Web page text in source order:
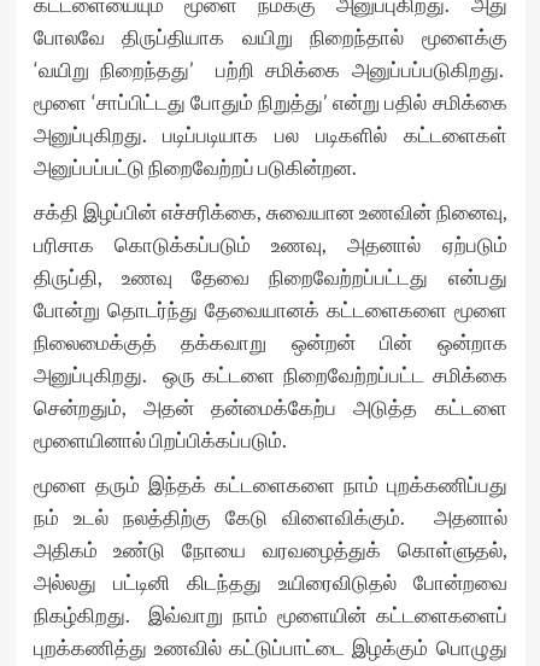
போலவே திருப்தியாக வயிறு நிறைந்தால் மூளைக்கு
‘வயிறு நிறைந்தது’ பற்றி சமிக்கை அனுப்பப்படுகிறது.
மூளை ‘சாப்பிட்டது போதும் நிறுத்து’ என்று பதில் சமிக்கை
அனுப்புகிறது. படிப்படியாக பல படிகளில் கட்டளைகள்
அனுப்பப்பட்டு நிறைவேற்றப் படுகின்றன.
சக்தி இழப்பின் எச்சரிக்கை, சுவையான உணவின் நினைவு,
பரிசாக கொடுக்கப்படும் உணவு, அதனால் ஏற்படும்
திருப்தி, உணவு தேவை நிறைவேற்றப்பட்டது என்பது
போன்று தொடர்ந்து தேவையானக் கட்டளைகளை மூளை
நிலைமைக்குத் தக்கவாறு ஒன்றன் பின் ஒன்றாக
அனுப்புகிறது. ஒரு கட்டளை நிறைவேற்றப்பட்ட சமிக்கை
சென்றதும், அதன் தன்மைக்கேற்ப அடுத்த கட்டளை
மூளையினால் பிறப்பிக்கப்படும்.
மூளை தரும் இந்தக் கட்டளைகளை நாம் புறக்கணிப்பது
நம் உடல் நலத்திற்கு கேடு விளைவிக்கும். அதனால்
அதிகம் உண்டு நோயை வரவழைத்துக் கொள்ளுதல்,
அல்லது பட்டினி கிடந்தது உயிரைவிடுதல் போன்றவை
நிகழ்கிறது. இவ்வாறு நாம் மூளையின் கட்டளைகளைப்
புறக்கணித்து உணவில் கட்டுப்பாட்டை இழக்கும் பொழுது